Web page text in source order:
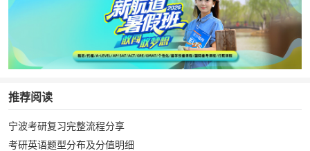
推荐阅读
宁波考研复习完整流程分享
考研英语题型分布及分值明细